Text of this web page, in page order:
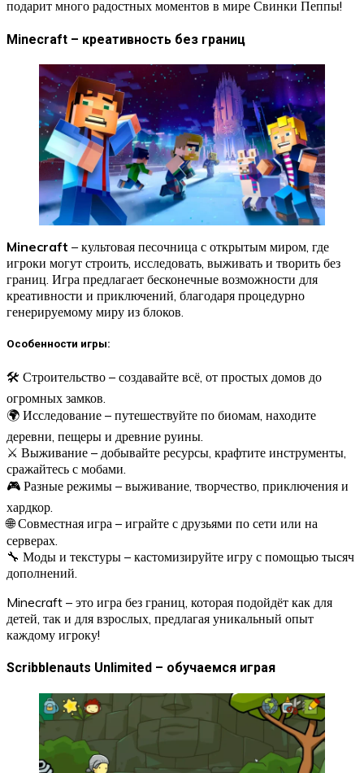
подарит много радостных моментов в мире Свинки Пеппы!
Minecraft – креативность без границ
Minecraft – культовая песочница с открытым миром, где
игроки могут строить, исследовать, выживать и творить без
границ. Игра предлагает бесконечные возможности для
креативности и приключений, благодаря процедурно
генерируемому миру из блоков.
Особенности игры:
🛠 Строительство – создавайте всё, от простых домов до
огромных замков.
🌍 Исследование – путешествуйте по биомам, находите
деревни, пещеры и древние руины.
⚔ Выживание – добывайте ресурсы, крафтите инструменты,
сражайтесь с мобами.
🎮 Разные режимы – выживание, творчество, приключения и
хардкор.
🌐 Совместная игра – играйте с друзьями по сети или на
серверах.
🔧 Моды и текстуры – кастомизируйте игру с помощью тысяч
дополнений.
Minecraft – это игра без границ, которая подойдёт как для
детей, так и для взрослых, предлагая уникальный опыт
каждому игроку!
Scribblenauts Unlimited – обучаемся играя